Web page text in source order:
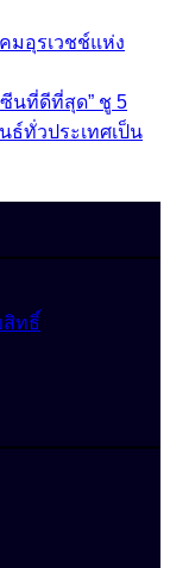
มอุรเวชช์แห่ง
นที่ดีที่สุด” ชู 5
ธ์ทั่วประเทศเป็น
สิทธิ์